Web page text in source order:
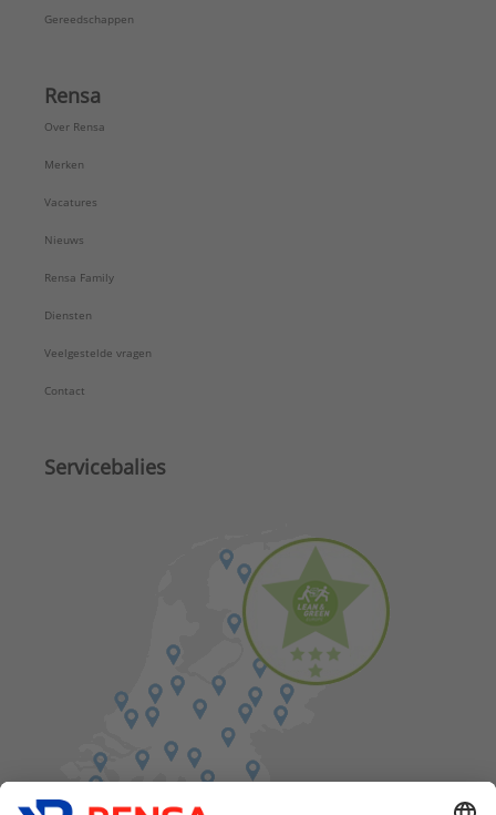
Gereedschappen
Rensa
Over Rensa
Merken
Vacatures
Nieuws
Rensa Family
Diensten
Veelgestelde vragen
Contact
Servicebalies